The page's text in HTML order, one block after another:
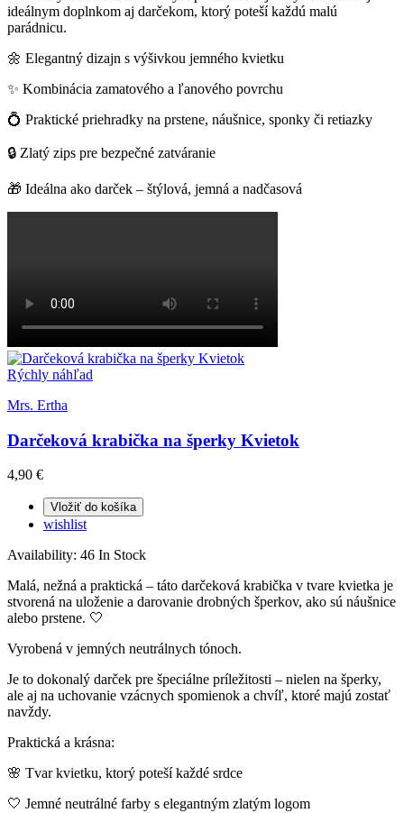
ideálnym doplnkom aj darčekom, ktorý poteší každú malú
parádnicu.
🌼 Elegantný dizajn s výšivkou jemného kvietku
✨ Kombinácia zamatového a ľanového povrchu
💍 Praktické priehradky na prstene, náušnice, sponky či retiazky
🔒 Zlatý zips pre bezpečné zatváranie
🎁 Ideálna ako darček – štýlová, jemná a nadčasová
Rýchly náhľad
Mrs. Ertha
Darčeková krabička na šperky Kvietok
4,90 €
Vložiť do košíka
wishlist
Availability: 46 In Stock
Malá, nežná a praktická – táto darčeková krabička v tvare kvietka je
stvorená na uloženie a darovanie drobných šperkov, ako sú náušnice
alebo prstene. 🤍
Vyrobená v jemných neutrálnych tónoch.
Je to dokonalý darček pre špeciálne príležitosti – nielen na šperky,
ale aj na uchovanie vzácnych spomienok a chvíľ, ktoré majú zostať
navždy.
Praktická a krásna:
🌸 Tvar kvietku, ktorý poteší každé srdce
🤍 Jemné neutrálné farby s elegantným zlatým logom